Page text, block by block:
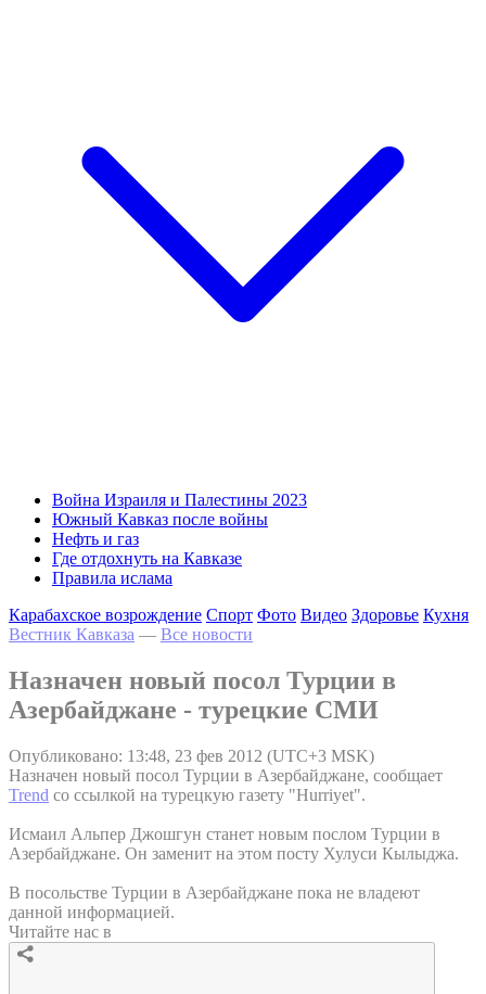
Война Израиля и Палестины 2023
Южный Кавказ после войны
Нефть и газ
Где отдохнуть на Кавказе
Правила ислама
Карабахское возрождение Спорт Фото Видео Здоровье Кухня
Вестник Кавказа — Все новости
Назначен новый посол Турции в
Азербайджане - турецкие СМИ
Опубликовано: 13:48, 23 фев 2012 (UTC+3 MSK)
Назначен новый посол Турции в Азербайджане, сообщает
Trend со ссылкой на турецкую газету "Hurriyet".
Исмаил Альпер Джошгун станет новым послом Турции в
Азербайджане. Он заменит на этом посту Хулуси Кылыджа.
В посольстве Турции в Азербайджане пока не владеют
данной информацией.
Читайте нас в